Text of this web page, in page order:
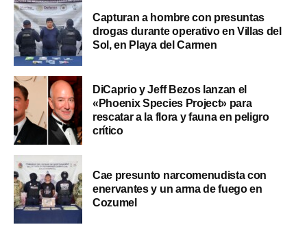
Capturan a hombre con presuntas
drogas durante operativo en Villas del
Sol, en Playa del Carmen
DiCaprio y Jeff Bezos lanzan el
«Phoenix Species Project» para
rescatar a la flora y fauna en peligro
crítico
Cae presunto narcomenudista con
enervantes y un arma de fuego en
Cozumel